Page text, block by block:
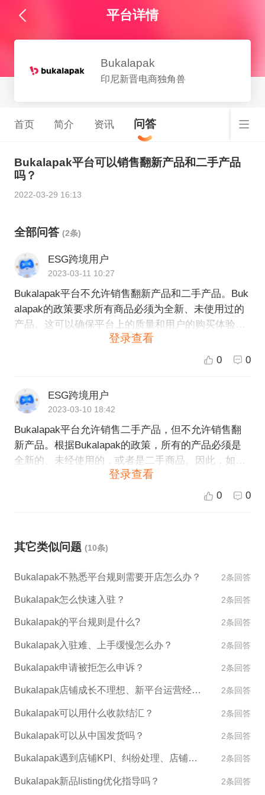
平台详情
Bukalapak
印尼新晋电商独角兽
首页 简介 资讯 问答
Bukalapak平台可以销售翻新产品和二手产品
吗？
2022-03-29 16:13
全部问答 (2条)
ESG跨境用户
2023-03-11 10:27
Bukalapak平台不允许销售翻新产品和二手产品。Buk
alapak的政策要求所有商品必须为全新、未使用过的
产品。这可以确保平台上的质量和用户的购买体验。
如果您想在Bukalapak上销售产品，您需要确保您的
登录查看
0 0
ESG跨境用户
2023-03-10 18:42
Bukalapak平台允许销售二手产品，但不允许销售翻
新产品。根据Bukalapak的政策，所有的产品必须是
全新的、未经使用的，或者是二手商品。因此，如果
您计划在Bukalapak平台上销售二手商品，请确保清
楚地标记它们的实际状况，遵守平台的规定，并提供
登录查看
0 0
其它类似问题 (10条)
Bukalapak不熟悉平台规则需要开店怎么办？ 2条回答
Bukalapak怎么快速入驻？ 2条回答
Bukalapak的平台规则是什么? 2条回答
Bukalapak入驻难、上手缓慢怎么办？ 2条回答
Bukalapak申请被拒怎么申诉？ 2条回答
Bukalapak店铺成长不理想、新平台运营经验不足怎么办？ 2条回答
Bukalapak可以用什么收款结汇？ 2条回答
Bukalapak可以从中国发货吗？ 2条回答
Bukalapak遇到店铺KPI、纠纷处理、店铺异常如何处理？ 2条回答
Bukalapak新品listing优化指导吗？ 2条回答